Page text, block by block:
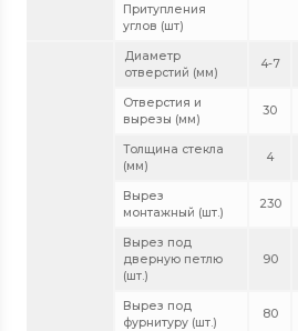
Притупления
углов (шт)
Диаметр
отверстий (мм)
4-7
Отверстия и
вырезы (мм)
30
Толщина стекла
(мм)
4
Вырез
монтажный (шт.)
230
Вырез под
дверную петлю
(шт.)
90
Вырез под
фурнитуру (шт.)
80